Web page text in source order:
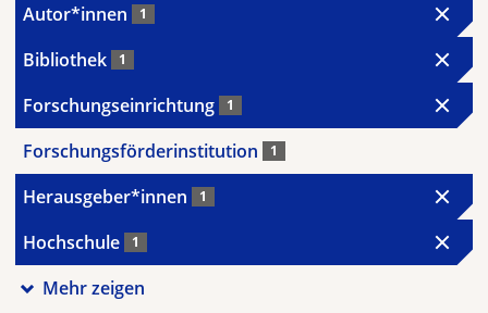
Autor*innen 1
Bibliothek 1
Forschungseinrichtung 1
Forschungsförderinstitution 1
Herausgeber*innen 1
Hochschule 1
Mehr zeigen